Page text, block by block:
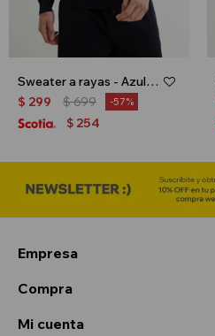
Sweater a rayas - Azul marino
$ 299 $699 57
$ 254
Empresa
Compra
Mi cuenta